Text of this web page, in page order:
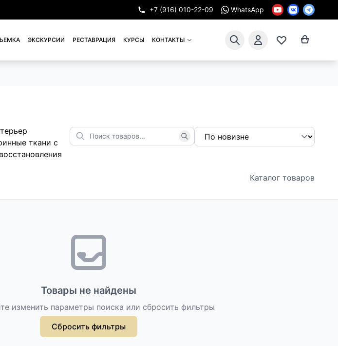
+7 (916) 010-22-09 WhatsApp
ЭКСКУРСИИ РЕСТАВРАЦИЯ КУРСЫ КОНТАКТЫ
ткани с
Каталог товаров
Товары не найдены
изменить параметры поиска или сбросить фильтры
Сбросить фильтры